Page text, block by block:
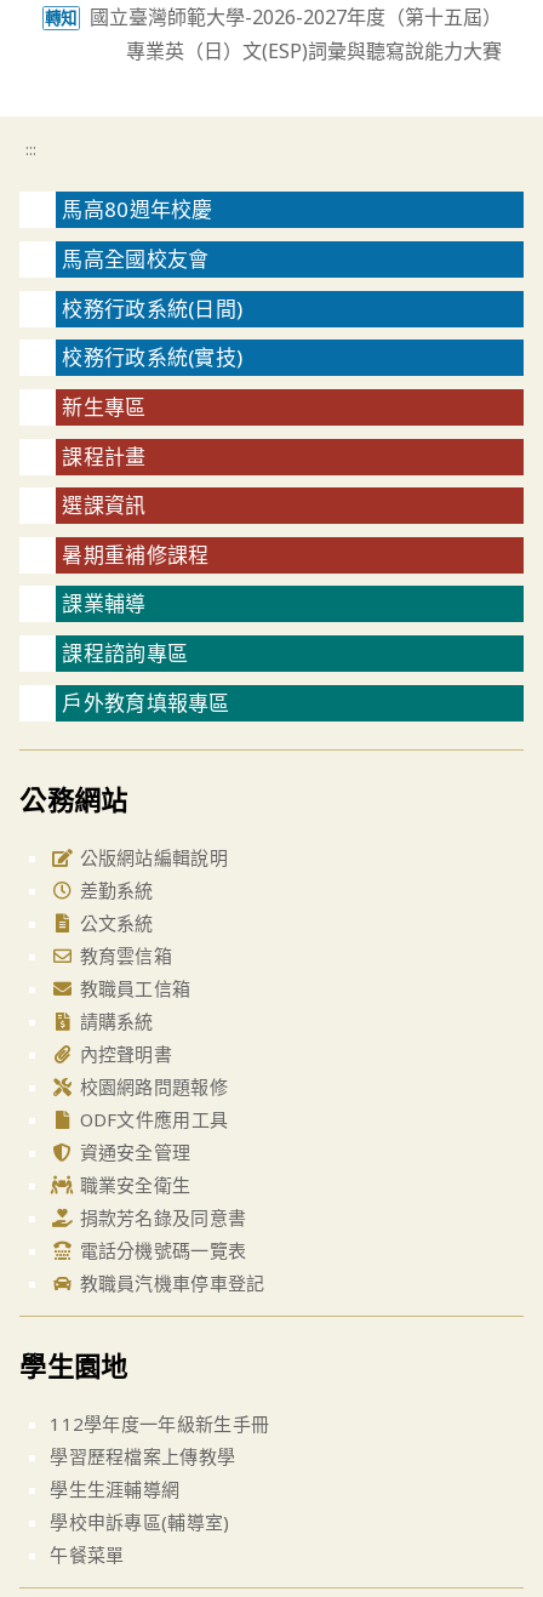
轉知
國立臺灣師範大學-2026-2027年度（第十五屆）
專業英（日）文(ESP)詞彙與聽寫說能力大賽
:::
馬高80週年校慶
馬高全國校友會
校務行政系統(日間)
校務行政系統(實技)
新生專區
課程計畫
選課資訊
暑期重補修課程
課業輔導
課程諮詢專區
戶外教育填報專區
公務網站
公版網站編輯說明
差勤系統
公文系統
教育雲信箱
教職員工信箱
請購系統
內控聲明書
校園網路問題報修
ODF文件應用工具
資通安全管理
職業安全衛生
捐款芳名錄及同意書
電話分機號碼一覽表
教職員汽機車停車登記
學生園地
112學年度一年級新生手冊
學習歷程檔案上傳教學
學生生涯輔導網
學校申訴專區(輔導室)
午餐菜單